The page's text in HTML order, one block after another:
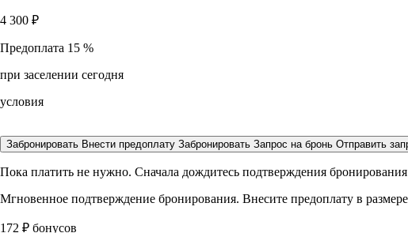
4 300 ₽
Предоплата 15 %
при заселении сегодня
условия
Забронировать Внести предоплату Забронировать Запрос на бронь Отправить
Пока платить не нужно. Сначала дождитесь подтверждения бронирования
Мгновенное подтверждение бронирования. Внесите предоплату в размере
172 ₽ бонусов